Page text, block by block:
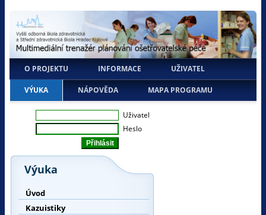
O PROJEKTU INFORMACE UŽIVATEL
VÝUKA NÁPOVĚDA MAPA PROGRAMU
Uživatel
Heslo
Výuka
Úvod
Kazuistiky